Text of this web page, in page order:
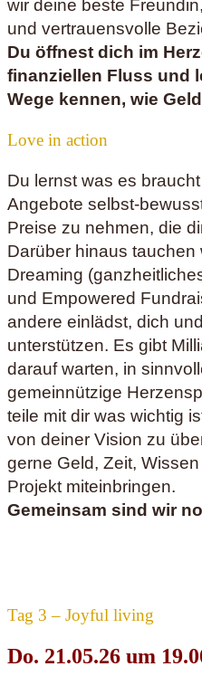
wir deine beste
und vertrauensvolle
Du öffnest dich im
finanziellen Fluss und
Wege kennen, wie
Love in action
Du lernst was es
Angebote selbst-
Preise zu nehmen, die
Darüber hinaus tauchen
Dreaming
und Empowered
andere einlädst, dich
unterstützen. Es gibt
darauf warten, in
gemeinnützige
teile mit dir was wichtig
von deiner Vision zu
gerne Geld, Zeit,
Projekt miteinbringen.
Gemeinsam sind wir
Tag 3 – Joyful living
Do. 21.05.26 um